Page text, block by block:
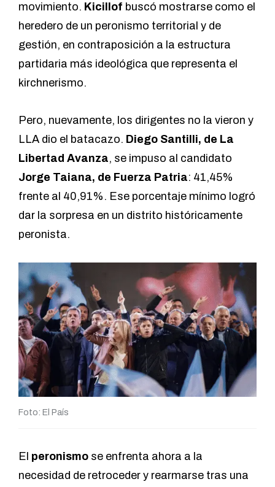
movimiento. Kicillof buscó mostrarse como el
heredero de un peronismo territorial y de
gestión, en contraposición a la estructura
partidaria más ideológica que representa el
kirchnerismo.
Pero, nuevamente, los dirigentes no la vieron y
LLA dio el batacazo. Diego Santilli, de La
Libertad Avanza, se impuso al candidato
Jorge Taiana, de Fuerza Patria: 41,45%
frente al 40,91%. Ese porcentaje mínimo logró
dar la sorpresa en un distrito históricamente
peronista.
Foto: El País
El peronismo se enfrenta ahora a la
necesidad de retroceder y rearmarse tras una